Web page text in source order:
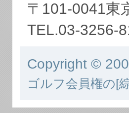
〒101-0041東
TEL.03-3256-
Copyright ©
ゴルフ会員権の[